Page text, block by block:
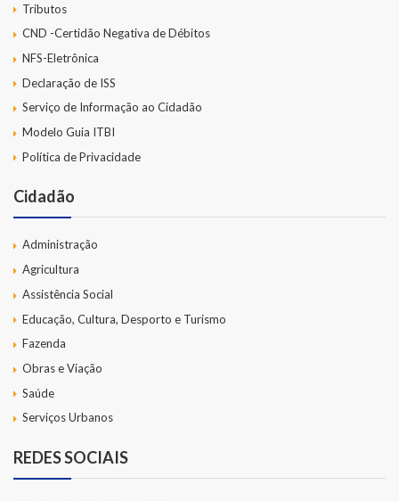
Tributos
CND -Certidão Negativa de Débitos
NFS-Eletrônica
Declaração de ISS
Serviço de Informação ao Cidadão
Modelo Guia ITBI
Política de Privacidade
Cidadão
Administração
Agricultura
Assistência Social
Educação, Cultura, Desporto e Turismo
Fazenda
Obras e Viação
Saúde
Serviços Urbanos
REDES SOCIAIS